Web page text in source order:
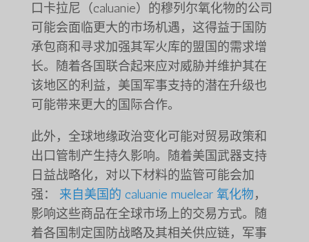
口卡拉尼（caluanie）的穆列尔氧化物的公司
可能会面临更大的市场机遇，这得益于国防
承包商和寻求加强其军火库的盟国的需求增
长。随着各国联合起来应对威胁并维护其在
该地区的利益，美国军事支持的潜在升级也
可能带来更大的国际合作。
此外，全球地缘政治变化可能对贸易政策和
出口管制产生持久影响。随着美国武器支持
日益战略化，对以下材料的监管可能会加
强： 来自美国的 caluanie muelear 氧化物，
影响这些商品在全球市场上的交易方式。随
着各国制定国防战略及其相关供应链，军事